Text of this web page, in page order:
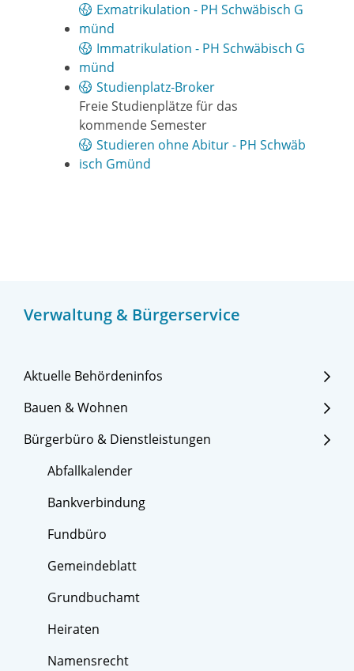
Verwaltung & Bürgerservice
Aktuelle Behördeninfos
Bauen & Wohnen
Bürgerbüro & Dienstleistungen
Abfallkalender
Bankverbindung
Fundbüro
Gemeindeblatt
Grundbuchamt
Heiraten
Namensrecht
Exmatrikulation - PH Schwäbisch G
münd
Immatrikulation - PH Schwäbisch G
münd
Studienplatz-Broker
Freie Studienplätze für das
kommende Semester
Studieren ohne Abitur - PH Schwäb
isch Gmünd